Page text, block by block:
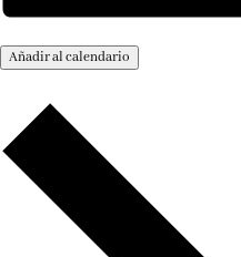
Añadir al calendario